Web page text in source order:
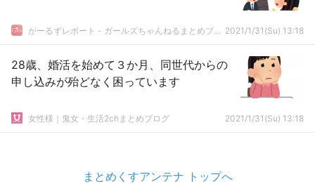
がーるずレポート - ガールズちゃんねるまとめブログ 2021/1/31(Su) 13:18
28歳、婚活を始めて３か月、同世代からの
申し込みが殆どなく困っています
女性様｜鬼女・生活2chまとめブログ 2021/1/31(Su) 13:18
まとめくすアンテナ トップへ